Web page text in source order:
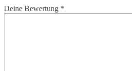
Deine Bewertung *